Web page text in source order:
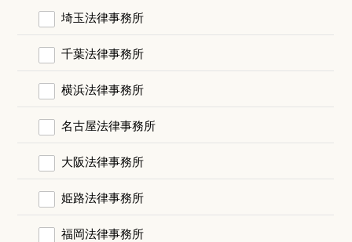
埼玉法律事務所
千葉法律事務所
横浜法律事務所
名古屋法律事務所
大阪法律事務所
姫路法律事務所
福岡法律事務所